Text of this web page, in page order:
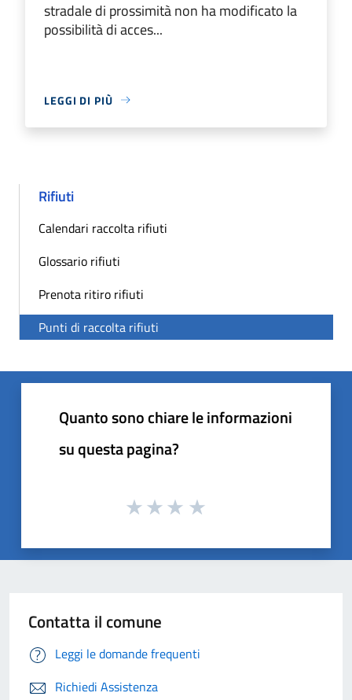
stradale di prossimità non ha modificato la
possibilità di acces...
LEGGI DI PIÙ
Rifiuti
Calendari raccolta rifiuti
Glossario rifiuti
Prenota ritiro rifiuti
Punti di raccolta rifiuti
Quanto sono chiare le informazioni
su questa pagina?
Contatta il comune
Leggi le domande frequenti
Richiedi Assistenza